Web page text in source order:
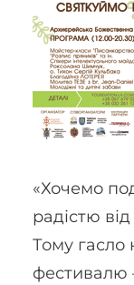
«Хочемо
радістю
Тому гасло
фестивалю